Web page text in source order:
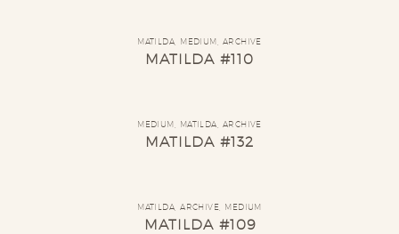
MATILDA MEDIUM ARCHIVE
MATILDA #110
MEDIUM MATILDA ARCHIVE
MATILDA #132
MATILDA ,ARCHIVE MEDIUM
MATILDA #109